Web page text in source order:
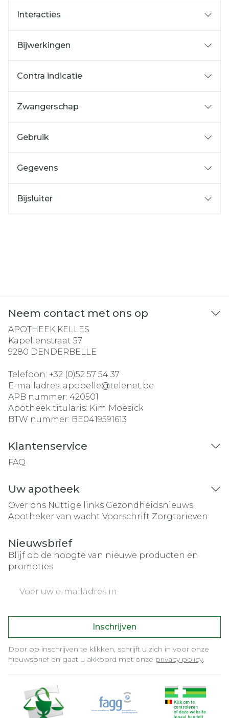
Interacties
Bijwerkingen
Contra indicatie
Zwangerschap
Gebruik
Gegevens
Bijsluiter
Neem contact met ons op
APOTHEEK KELLES
Kapellenstraat 57
9280 DENDERBELLE
Telefoon: +32 (0)52 57 54 37
E-mailadres: apobelle@telenet.be
APB nummer: 420501
Apotheek titularis: Kim Moesick
BTW nummer: BE0419591613
Klantenservice
FAQ
Uw apotheek
Over ons Nuttige links Gezondheidsnieuws
Apotheker van wacht Voorschrift Zorgtarieven
Nieuwsbrief
Blijf op de hoogte van nieuwe producten en
promoties
Inschrijven
Door op inschrijven te klikken, schrijft u zich in voor onze
nieuwsbrief en gaat u akkoord met onze privacy policy.